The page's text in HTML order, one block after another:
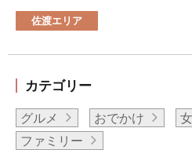
佐渡エリア
カテゴリー
グルメ おでかけ
ファミリー